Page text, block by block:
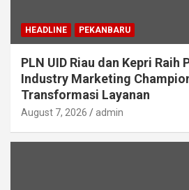
HEADLINE PEKANBARU
PLN UID Riau dan Kepri Raih
Industry Marketing
Transformasi Layanan
August 7, 2026 admin